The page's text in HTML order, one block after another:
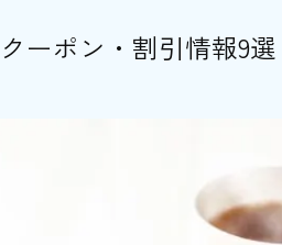
用して毎日をおトクに楽しもう！
ーポン・割引情報9選